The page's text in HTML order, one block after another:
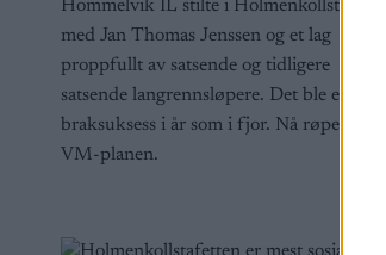
Hommelvik IL stilte i Holmenkollstafetten
med Jan Thomas Jenssen og et lag
proppfullt av satsende og tidligere
satsende langrennsløpere. Det ble en
braksuksess i år som i fjor. Nå røper han
VM-planen.